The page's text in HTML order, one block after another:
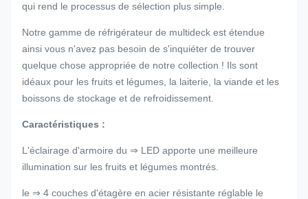
qui rend le processus de sélection plus simple.
Notre gamme de réfrigérateur de multideck est étendue
ainsi vous n'avez pas besoin de s'inquiéter de trouver
quelque chose appropriée de notre collection ! Ils sont
idéaux pour les fruits et légumes, la laiterie, la viande et les
boissons de stockage et de refroidissement.
Caractéristiques :
L'éclairage d'armoire du ⇒ LED apporte une meilleure
illumination sur les fruits et légumes montrés.
le ⇒ 4 couches d'étagère en acier résistante réglable le